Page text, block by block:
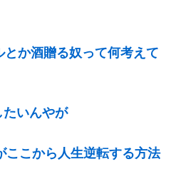
とか酒贈る奴って何考えて
たいんやが
ここから人生逆転する方法